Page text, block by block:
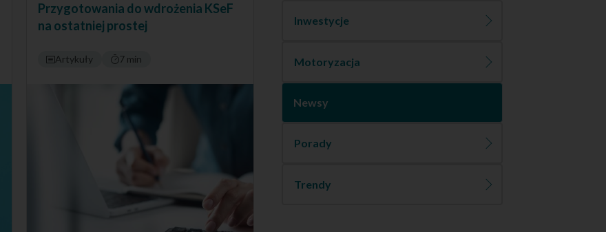
Przygotowania do wdrożenia KSeF
na ostatniej prostej
Artykuły 7 min
Inwestycje
Motoryzacja
Newsy
Porady
Trendy